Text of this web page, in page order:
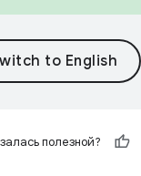
полезной?